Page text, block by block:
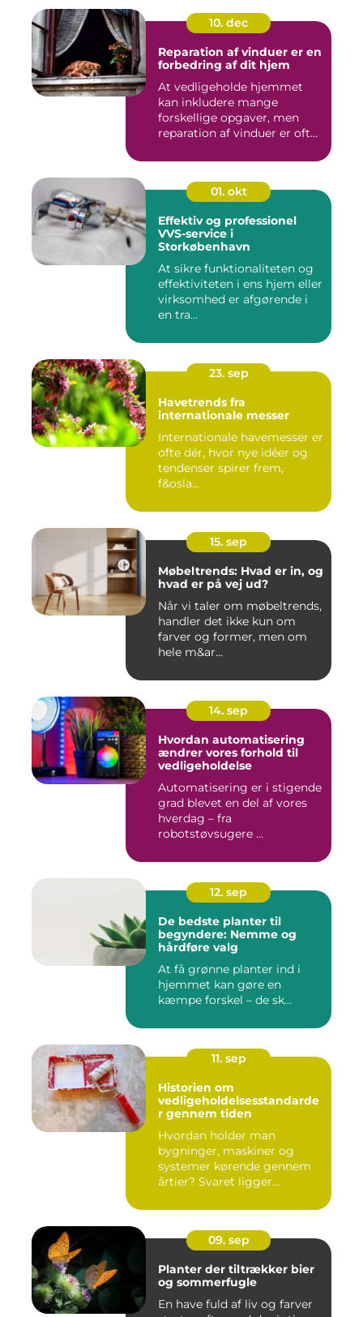
10. dec
Reparation af vinduer er en
forbedring af dit hjem
At vedligeholde hjemmet
kan inkludere mange
forskellige opgaver, men
reparation af vinduer er ofte
01. okt
Effektiv og professionel
VVS-service i
Storkøbenhavn
At sikre funktionaliteten og
effektiviteten i ens hjem eller
virksomhed er afgørende i
en tra...
23. sep
Havetrends fra
internationale messer
Internationale havemesser er
ofte dér, hvor nye idéer og
tendenser spirer frem,
f&osla...
15. sep
Møbeltrends: Hvad er in, og
hvad er på vej ud?
Når vi taler om møbeltrends,
handler det ikke kun om
farver og former, men om
hele m&ar...
14. sep
Hvordan automatisering
ændrer vores forhold til
vedligeholdelse
Automatisering er i stigende
grad blevet en del af vores
hverdag – fra
robotstøvsugere ...
12. sep
De bedste planter til
begyndere: Nemme og
hårdføre valg
At få grønne planter ind i
hjemmet kan gøre en
kæmpe forskel – de sk...
11. sep
Historien om
vedligeholdelsesstandarde
r gennem tiden
Hvordan holder man
bygninger, maskiner og
systemer kørende gennem
årtier? Svaret ligger...
09. sep
Planter der tiltrækker bier
og sommerfugle
En have fuld af liv og farver